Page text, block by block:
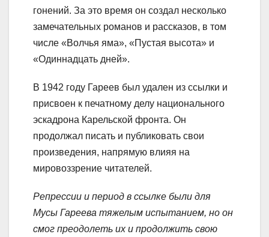
гонений. За это время он создал несколько
замечательных романов и рассказов, в том
числе «Волчья яма», «Пустая высота» и
«Одиннадцать дней».
В 1942 году Гареев был удален из ссылки и
присвоен к печатному делу национального
эскадрона Карельской фронта. Он
продолжал писать и публиковать свои
произведения, напрямую влияя на
мировоззрение читателей.
Репрессии и период в ссылке были для
Мусы Гареева тяжелым испытанием, но он
смог преодолеть их и продолжить свою